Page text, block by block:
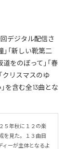
デジタル配信さ
「新しい靴第二
道をのぼって」「春
クリスマスのゆ
を含む全13曲とな
５年秋に１２の楽
を見た。１３曲目
ィーが主体となるよ